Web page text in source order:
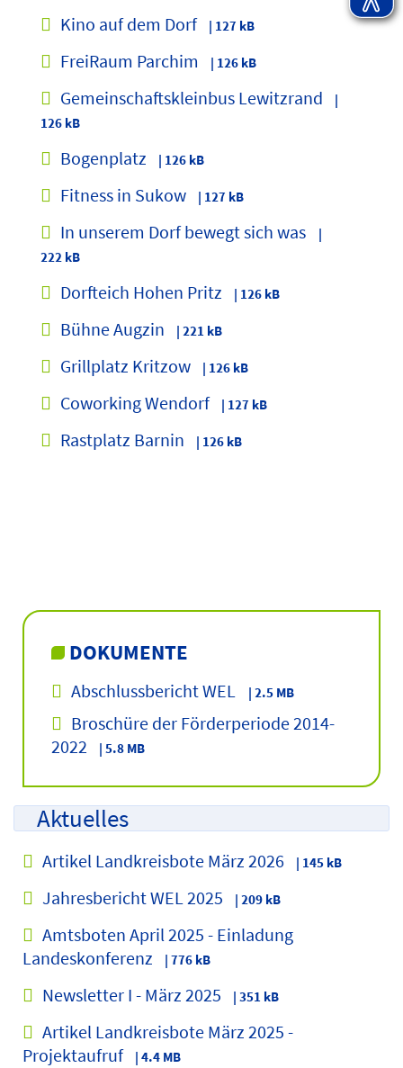
Kino auf dem Dorf | 127 kB
FreiRaum Parchim | 126 kB
Gemeinschaftskleinbus Lewitzrand
|
126 kB
Bogenplatz | 126 kB
Fitness in Sukow | 127 kB
In unserem Dorf bewegt sich was
|
222 kB
Dorfteich Hohen Pritz | 126 kB
Bühne Augzin | 221 kB
Grillplatz Kritzow | 126 kB
Coworking Wendorf | 127 kB
Rastplatz Barnin | 126 kB
DOKUMENTE
Abschlussbericht WEL | 2.5 MB
Broschüre der Förderperiode 2014-
2022
| 5.8 MB
Aktuelles
Artikel Landkreisbote März 2026 | 145 kB
Jahresbericht WEL 2025 | 209 kB
Amtsboten April 2025 - Einladung
Landeskonferenz
| 776 kB
Newsletter I - März 2025 | 351 kB
Artikel Landkreisbote März 2025 -
Projektaufruf
| 4.4 MB